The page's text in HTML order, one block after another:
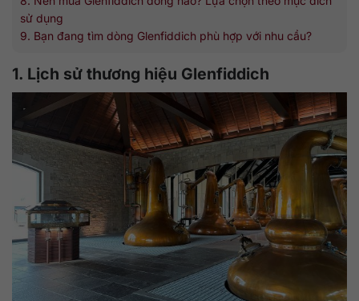
sử dụng
9. Bạn đang tìm dòng Glenfiddich phù hợp với nhu cầu?
1. Lịch sử thương hiệu Glenfiddich